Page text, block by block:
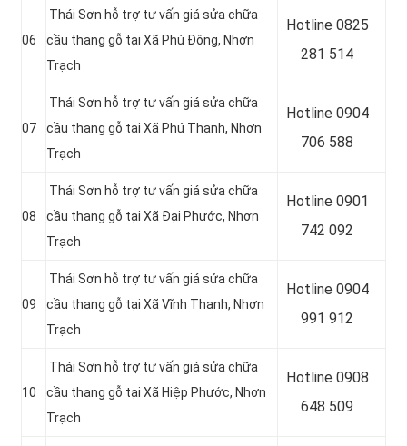
06
Thái Sơn hỗ trợ tư vấn giá sửa chữa
cầu thang gỗ tại Xã Phú Đông, Nhơn
Trạch
Hotline 0825
281 514
07
Thái Sơn hỗ trợ tư vấn giá sửa chữa
cầu thang gỗ tại Xã Phú Thạnh, Nhơn
Trạch
Hotline 0904
706 588
08
Thái Sơn hỗ trợ tư vấn giá sửa chữa
cầu thang gỗ tại Xã Đại Phước, Nhơn
Trạch
Hotline 0901
742 092
09
Thái Sơn hỗ trợ tư vấn giá sửa chữa
cầu thang gỗ tại Xã Vĩnh Thanh, Nhơn
Trạch
Hotline 0904
991 912
10
Thái Sơn hỗ trợ tư vấn giá sửa chữa
cầu thang gỗ tại Xã Hiệp Phước, Nhơn
Trạch
Hotline 0908
648 509